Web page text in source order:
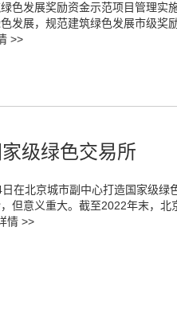
色发展奖励资金示范项目管理实
发展，规范建筑绿色发展市级奖
>>
级绿色交易所
在北京城市副中心打造国家级
但意义重大。截至2022年末，
情 >>